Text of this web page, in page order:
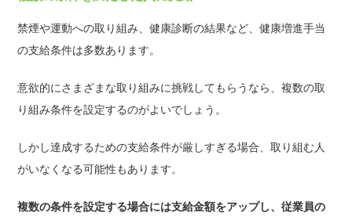
禁煙や運動への取り組み、健康診断の結果など、健康増進手当
の支給条件は多数あります。
意欲的にさまざまな取り組みに挑戦してもらうなら、複数の取
り組み条件を設定するのがよいでしょう。
しかし達成するための支給条件が厳しすぎる場合、取り組む人
がいなくなる可能性もあります。
複数の条件を設定する場合には支給金額をアップし、従業員の